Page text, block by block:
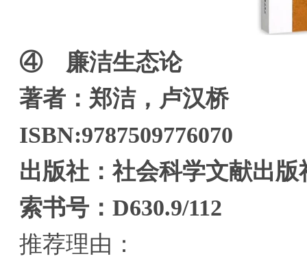
④ 廉洁生态论
著者：郑洁，卢汉桥
ISBN:9787509776070
出版社：社会科学文献出版
索书号：D630.9/112
推荐理由：